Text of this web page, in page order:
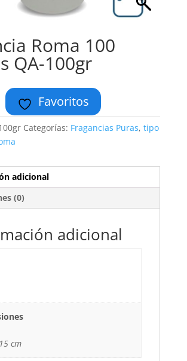
Roma 100
QA-100gr
Favoritos
Categorías: Fragancias Puras, tipo
adicional
(0)
adicional
cm